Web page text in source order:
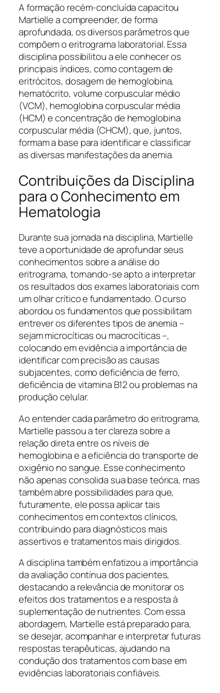
A formação recém-concluída capacitou
Martielle a compreender, de forma
aprofundada, os diversos parâmetros que
compõem o eritrograma laboratorial. Essa
disciplina possibilitou a ele conhecer os
principais índices, como contagem de
eritrócitos, dosagem de hemoglobina,
hematócrito, volume corpuscular médio
(VCM), hemoglobina corpuscular média
(HCM) e concentração de hemoglobina
corpuscular média (CHCM), que, juntos,
formam a base para identificar e classificar
as diversas manifestações da anemia.
Contribuições da Disciplina
para o Conhecimento em
Hematologia
Durante sua jornada na disciplina, Martielle
teve a oportunidade de aprofundar seus
conhecimentos sobre a análise do
eritrograma, tornando-se apto a interpretar
os resultados dos exames laboratoriais com
um olhar crítico e fundamentado. O curso
abordou os fundamentos que possibilitam
entrever os diferentes tipos de anemia –
sejam microcíticas ou macrocíticas –,
colocando em evidência a importância de
identificar com precisão as causas
subjacentes, como deficiência de ferro,
deficiência de vitamina B12 ou problemas na
produção celular.
Ao entender cada parâmetro do eritrograma,
Martielle passou a ter clareza sobre a
relação direta entre os níveis de
hemoglobina e a eficiência do transporte de
oxigênio no sangue. Esse conhecimento
não apenas consolida sua base teórica, mas
também abre possibilidades para que,
futuramente, ele possa aplicar tais
conhecimentos em contextos clínicos,
contribuindo para diagnósticos mais
assertivos e tratamentos mais dirigidos.
A disciplina também enfatizou a importância
da avaliação contínua dos pacientes,
destacando a relevância de monitorar os
efeitos dos tratamentos e a resposta à
suplementação de nutrientes. Com essa
abordagem, Martielle está preparado para,
se desejar, acompanhar e interpretar futuras
respostas terapêuticas, ajudando na
condução dos tratamentos com base em
evidências laboratoriais confiáveis.